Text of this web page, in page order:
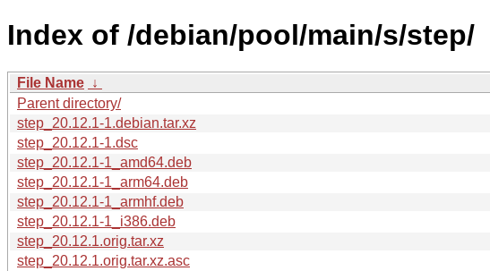
Index of /debian/pool/main/s/step/
File Name ↓
Parent directory/
step_20.12.1-1.debian.tar.xz
step_20.12.1-1.dsc
step_20.12.1-1_amd64.deb
step_20.12.1-1_arm64.deb
step_20.12.1-1_armhf.deb
step_20.12.1-1_i386.deb
step_20.12.1.orig.tar.xz
step_20.12.1.orig.tar.xz.asc